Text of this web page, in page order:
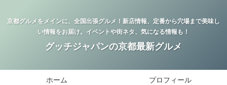
京都グルメをメインに、全国出張グルメ！新店情報、定番から穴場まで美味し
い情報をお届け。イベントや街ネタ、気になる情報も！
グッチジャパンの京都最新グルメ
ホーム プロフィール